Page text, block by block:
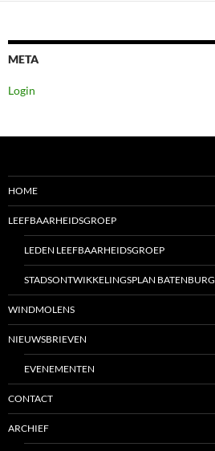
META
Login
HOME
LEEFBAARHEIDSGROEP
LEDEN LEEFBAARHEIDSGROEP
STADSONTWIKKELINGSPLAN BATENBURG
WINDMOLENS
NIEUWSBRIEVEN
EVENEMENTEN
CONTACT
ARCHIEF